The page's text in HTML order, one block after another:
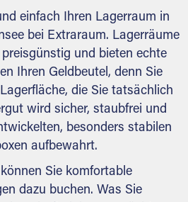
einfach Ihren Lagerraum in
bei Extraraum. Lagerräume
und bieten echte
Ihren Geldbeutel, denn Sie
die Sie tatsächlich
wird sicher, staubfrei und
besonders stabilen
aufbewahrt.
Sie komfortable
dazu buchen. Was Sie